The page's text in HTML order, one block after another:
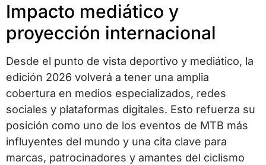
Impacto mediático y
proyección internacional
Desde el punto de vista deportivo y mediático, la
edición 2026 volverá a tener una amplia
cobertura en medios especializados, redes
sociales y plataformas digitales. Esto refuerza su
posición como uno de los eventos de MTB más
influyentes del mundo y una cita clave para
marcas, patrocinadores y amantes del ciclismo